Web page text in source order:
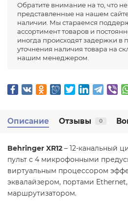
Обратите внимание на то, что не
представленные на нашем
наличии. Мы стараемся
ассортимент товаров и
иногда происходят задержки в
уточнения наличия товара на
нашим менеджером.
Описание Отзывы 0
Behringer XR12 – 12-канальный
пульт с 4 микрофонными
виртуальным процессором
эквалайзером, портами
маршрутизатором.